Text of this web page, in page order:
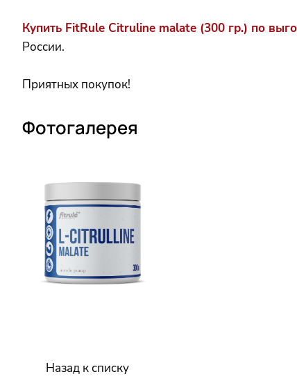
Купить FitRule Citruline malate (300 гр.) по
России.
Приятных покупок!
Фотогалерея
Назад к списку